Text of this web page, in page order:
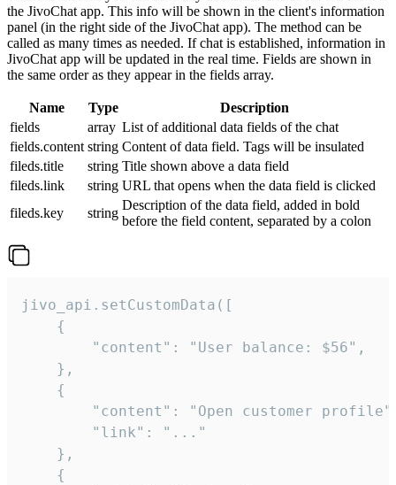
the JivoChat app. This info will be shown in the client's information
panel (in the right side of the JivoChat app). The method can be
called as many times as needed. If chat is established, information in
JivoChat app will be updated in the real time. Fields are shown in
the same order as they appear in the fields array.
Name Type
Description
fields
array List of additional data fields of the chat
fields.content string Content of data field. Tags will be insulated
fileds.title
string Title shown above a data field
fileds.link
string URL that opens when the data field is clicked
fileds.key
string
Description of the data field, added in bold
before the field content, separated by a colon
jivo_api.setCustomData([
    {
        "content": "User balance: $56",
    },
    {
"content": "Open customer
        "link": "..."
    },
    {